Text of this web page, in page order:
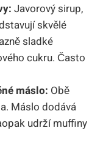
Javorový sirup,
skvělé
sladké
cukru. Často
máslo: Obě
Máslo dodává
udrží muffiny